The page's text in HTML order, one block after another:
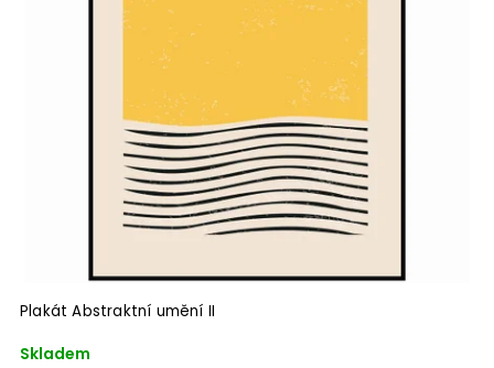
Plakát Abstraktní umění II
Skladem